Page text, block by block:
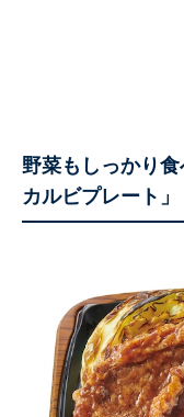
野菜もしっかり
カルビプレート」